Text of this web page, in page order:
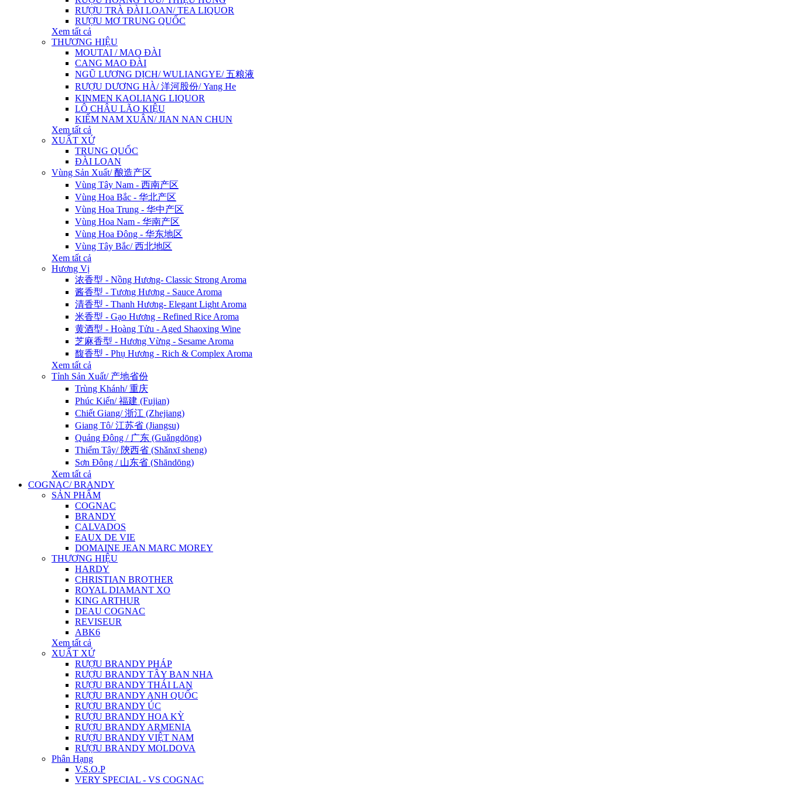
RƯỢU TRÀ ĐÀI LOAN/ TEA LIQUOR
RƯỢU MƠ TRUNG QUỐC
Xem tất cả
THƯƠNG HIỆU
MOUTAI / MAO ĐÀI
CANG MAO ĐÀI
NGŨ LƯƠNG DỊCH/ WULIANGYE/ 五粮液
RƯỢU DƯƠNG HÀ/ 洋河股份/ Yang He
KINMEN KAOLIANG LIQUOR
LÔ CHÂU LÃO KIỆU
KIẾM NAM XUÂN/ JIAN NAN CHUN
Xem tất cả
XUẤT XỨ
TRUNG QUỐC
ĐÀI LOAN
Vùng Sản Xuất/ 酿造产区
Vùng Tây Nam - 西南产区
Vùng Hoa Bắc - 华北产区
Vùng Hoa Trung - 华中产区
Vùng Hoa Nam - 华南产区
Vùng Hoa Đông - 华东地区
Vùng Tây Bắc/ 西北地区
Xem tất cả
Hương Vị
浓香型 - Nồng Hương- Classic Strong Aroma
酱香型 - Tương Hương - Sauce Aroma
清香型 - Thanh Hương- Elegant Light Aroma
米香型 - Gạo Hương - Refined Rice Aroma
黄酒型 - Hoàng Tửu - Aged Shaoxing Wine
芝麻香型 - Hương Vừng - Sesame Aroma
馥香型 - Phụ Hương - Rich & Complex Aroma
Xem tất cả
Tỉnh Sản Xuất/ 产地省份
Trùng Khánh/ 重庆
Phúc Kiến/ 福建 (Fujian)
Chiết Giang/ 浙江 (Zhejiang)
Giang Tô/ 江苏省 (Jiangsu)
Quảng Đông / 广东 (Guǎngdōng)
Thiểm Tây/ 陝西省 (Shǎnxī sheng)
Sơn Đông / 山东省 (Shāndōng)
Xem tất cả
COGNAC/ BRANDY
SẢN PHẨM
COGNAC
BRANDY
CALVADOS
EAUX DE VIE
DOMAINE JEAN MARC MOREY
THƯƠNG HIỆU
HARDY
CHRISTIAN BROTHER
ROYAL DIAMANT XO
KING ARTHUR
DEAU COGNAC
REVISEUR
ABK6
Xem tất cả
XUẤT XỨ
RƯỢU BRANDY PHÁP
RƯỢU BRANDY TÂY BAN NHA
RƯỢU BRANDY THÁI LAN
RƯỢU BRANDY ANH QUỐC
RƯỢU BRANDY ÚC
RƯỢU BRANDY HOA KỲ
RƯỢU BRANDY ARMENIA
RƯỢU BRANDY VIỆT NAM
RƯỢU BRANDY MOLDOVA
Phân Hạng
V.S.O.P
VERY SPECIAL - VS COGNAC